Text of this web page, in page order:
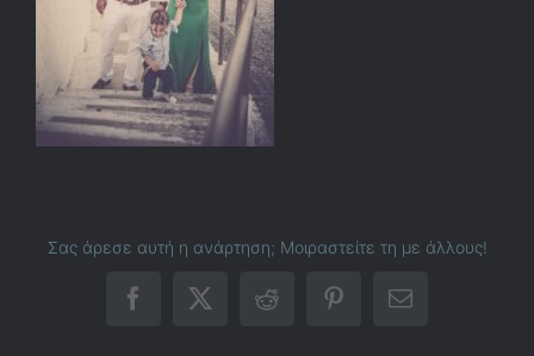
Σας άρεσε αυτή η ανάρτηση; Μοιραστείτε τη με άλλους!
Facebook
X RedditPinterestEmail